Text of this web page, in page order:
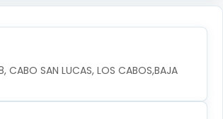
CABO SAN LUCAS, LOS CABOS,BAJA